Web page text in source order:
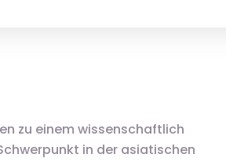
zu einem wissenschaftlich
in der asiatischen